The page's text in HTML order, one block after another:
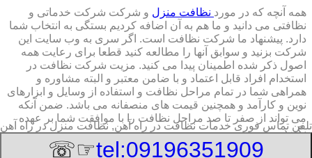
همه آنچه که در مورد نظافت منزل و شرکت شرکت خدماتی و
نظافتی می دانید و ما هم به آن اضافه کردیم بستگی به انتخاب شما
دارد. پیشنهاد ما شرکت نظافت است. اگر سری به وب سایت این
شرکت بزنید و سوابق آنها را مطالعه کنید قطعا برای رعایت همه
اصول ذکر شده اطمینان پیدا می کنید. مزیت شرکت نظافت در
استخدام افراد قابل اعتماد و با ضامن معتبر و البته مشاوره و
همراهی شما در تمام مراحل نظافت و استفاده از وسایل و ابزارهای
نوین و کارآمد و همچنین قیمت های منصفانه می باشد. ضمن آنکه
می تواند از صفر تا صد مراحل نظافت را با موافقت شما بر عهده
بگیرد.
8/8/2026 12:08:54 PM
تلفن تماس فوریخدمات نظافت در راه آهن, نظافت منزل در راه آهن
tel:09196351909
☞☏